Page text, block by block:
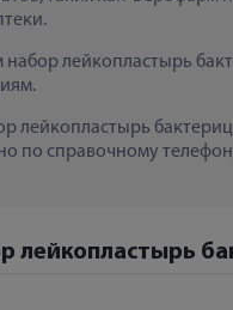
лейкопластырь
лейкопластырь
по справочному
лейкопластырь